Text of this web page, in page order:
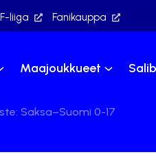
F-liiga Fanikauppa
Maajoukkueet
Saksa–Suomi 0-17